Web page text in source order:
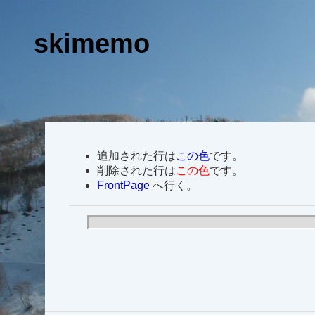
skimemo
追加された行はこの色です。
削除された行はこの色です。
FrontPage へ行く。